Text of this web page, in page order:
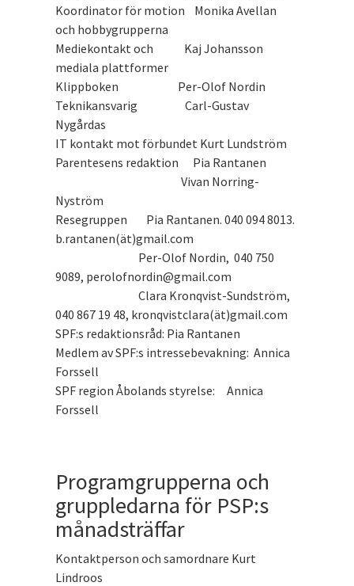
Koordinator för motion Monika Avellan
och hobbygrupperna
Mediekontakt och Kaj Johansson
mediala plattformer
Klippboken Per-Olof Nordin
Teknikansvarig Carl-Gustav
Nygårdas
IT kontakt mot förbundet Kurt Lundström
Parentesens redaktion Pia Rantanen
Vivan Norring-
Nyström
Resegruppen Pia Rantanen. 040 094 8013.
b.rantanen(ät)gmail.com
Per-Olof Nordin, 040 750
9089, perolofnordin@gmail.com
Clara Kronqvist-Sundström,
040 867 19 48, kronqvistclara(ät)gmail.com
SPF:s redaktionsråd: Pia Rantanen
Medlem av SPF:s intressebevakning: Annica
Forssell
SPF region Åbolands styrelse: Annica
Forssell
Programgrupperna och
gruppledarna för PSP:s
månadsträffar
Kontaktperson och samordnare Kurt
Lindroos